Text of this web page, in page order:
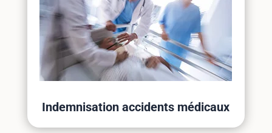
Indemnisation accidents médicaux